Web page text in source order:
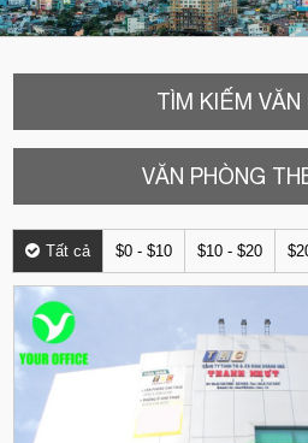
TÌM KIẾM VĂN
VĂN PHÒNG
Tất cả $0 - $10 $10 - $20